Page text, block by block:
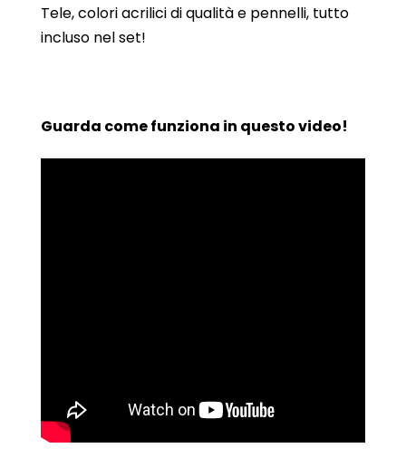
Tele, colori acrilici di qualità e pennelli, tutto
incluso nel set!
Guarda come funziona in questo video!